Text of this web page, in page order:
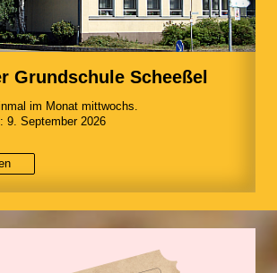
Grundschule Scheeßel
im Monat mittwochs.
9. September 2026